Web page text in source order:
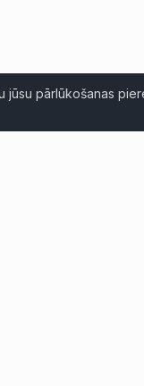
jūsu pārlūkošanas